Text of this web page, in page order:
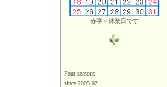
赤字＝休業日です
Four seasons
since 2005.02